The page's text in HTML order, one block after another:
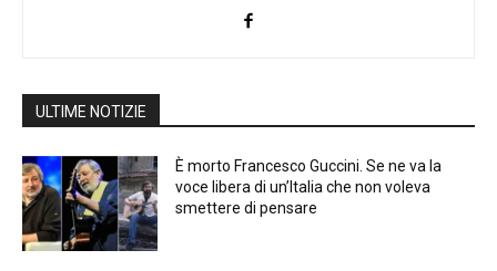
ULTIME NOTIZIE
È morto Francesco Guccini. Se ne va la
voce libera di un’Italia che non voleva
smettere di pensare